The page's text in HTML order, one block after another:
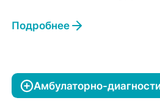
Подробнее
Амбулаторно-